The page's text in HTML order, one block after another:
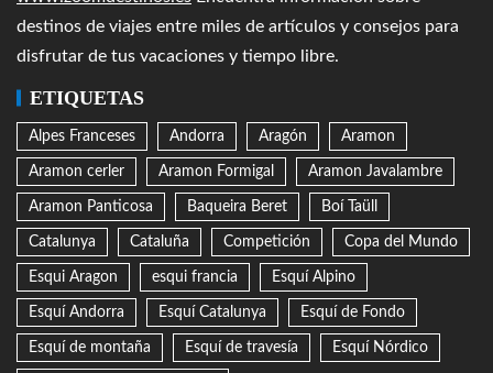
destinos de viajes entre miles de artículos y consejos para
disfrutar de tus vacaciones y tiempo libre.
ETIQUETAS
Alpes Franceses Andorra Aragón Aramon
Aramon cerler Aramon Formigal Aramon Javalambre
Aramon Panticosa Baqueira Beret Boí Taüll
Catalunya Cataluña Competición Copa del Mundo
Esqui Aragon esqui francia Esquí Alpino
Esquí Andorra Esquí Catalunya Esquí de Fondo
Esquí de montaña Esquí de travesía Esquí Nórdico